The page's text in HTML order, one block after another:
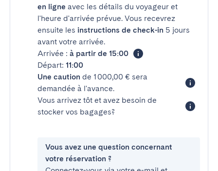
en ligne avec les détails du voyageur et
l'heure d'arrivée prévue. Vous recevrez
ensuite les instructions de check-in 5 jours
avant votre arrivée.
Arrivée : à partir de 15:00
Départ: 11:00
Une caution de 1 000,00 € sera
demandée à l'avance.
Vous arrivez tôt et avez besoin de
stocker vos bagages?
Vous avez une question concernant
votre réservation ?